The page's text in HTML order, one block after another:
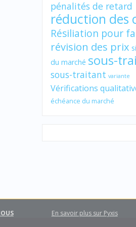
pénalités de retard
réduction des
Résiliation pour
révision des prix
du marché sous-
sous-traitant variante
Vérifications
échéance du marché
En savoir plus sur Pyxis